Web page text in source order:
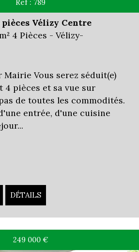
Ref : 789
Vélizy Centre
4 Pièces - Vélizy-
Mairie Vous serez séduit(e)
4 pièces et sa vue sur
de toutes les commodités.
entrée, d'une cuisine
DÉTAILS
249 000 €